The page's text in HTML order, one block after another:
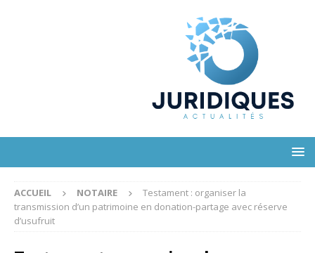
ACCUEIL NOTAIRE
Testament : organiser la
transmission d’un patrimoine en donation-partage avec réserve
d’usufruit